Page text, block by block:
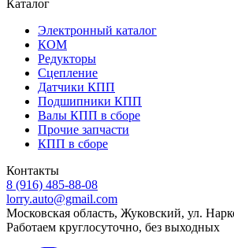
Каталог
Электронный каталог
КОМ
Редукторы
Сцепление
Датчики КПП
Подшипники КПП
Валы КПП в сборе
Прочие запчасти
КПП в сборе
Контакты
8 (916) 485-88-08
lorry.auto@gmail.com
Московская область, Жуковский, ул.
Работаем круглосуточно, без выходных